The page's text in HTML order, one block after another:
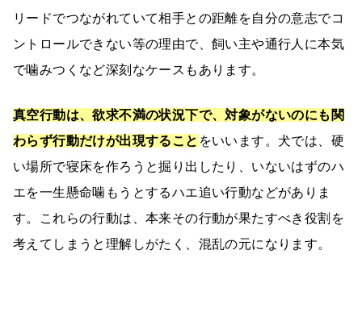
リードでつながれていて相手との距離を自分の意志でコ
ントロールできない等の理由で、飼い主や通行人に本気
で噛みつくなど深刻なケースもあります。
真空行動は、欲求不満の状況下で、対象がないのにも関
わらず行動だけが出現すること をいいます。犬では、硬
い場所で寝床を作ろうと掘り出したり、いないはずのハ
エを一生懸命噛もうとするハエ追い行動などがありま
す。これらの行動は、本来その行動が果たすべき役割を
考えてしまうと理解しがたく、混乱の元になります。